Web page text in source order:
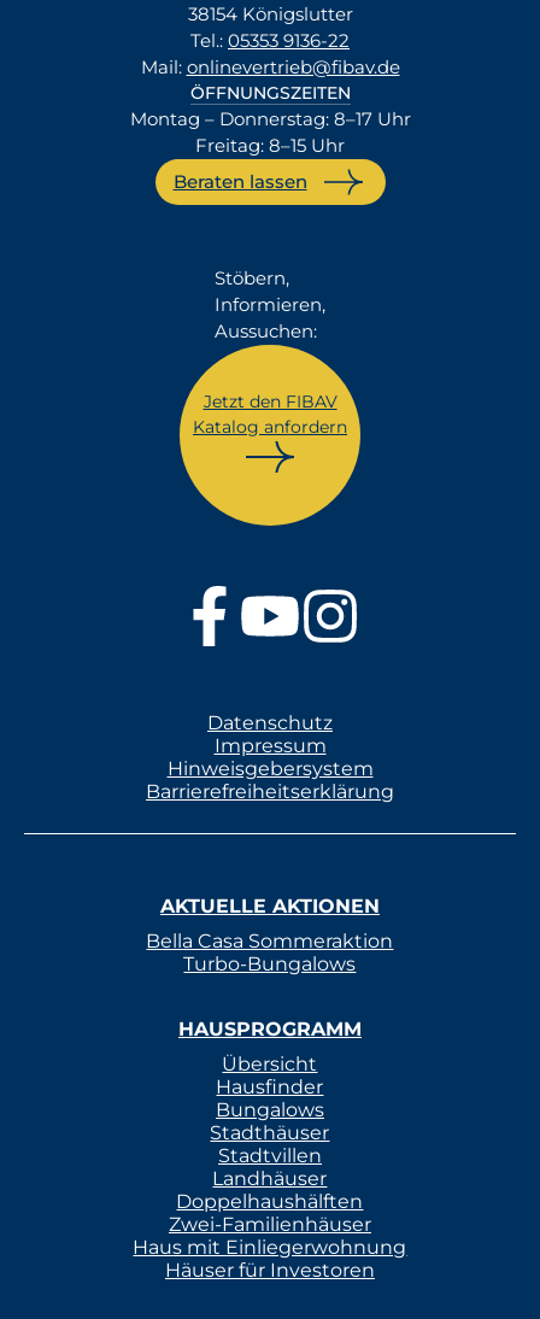
38154 Königslutter
Tel.: 05353 9136-22
Mail: onlinevertrieb@fibav.de
ÖFFNUNGSZEITEN
Montag – Donnerstag: 8–17 Uhr
Freitag: 8–15 Uhr
Beraten lassen
Stöbern,
Informieren,
Aussuchen:
Jetzt den FIBAV
Katalog anfordern
Datenschutz
Impressum
Hinweisgebersystem
Barrierefreiheitserklärung
AKTUELLE AKTIONEN
Bella Casa Sommeraktion
Turbo-Bungalows
HAUSPROGRAMM
Übersicht
Hausfinder
Bungalows
Stadthäuser
Stadtvillen
Landhäuser
Doppelhaushälften
Zwei-Familienhäuser
Haus mit Einliegerwohnung
Häuser für Investoren